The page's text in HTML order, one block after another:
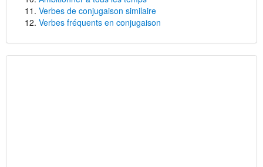
Verbes de conjugaison similaire
Verbes fréquents en conjugaison